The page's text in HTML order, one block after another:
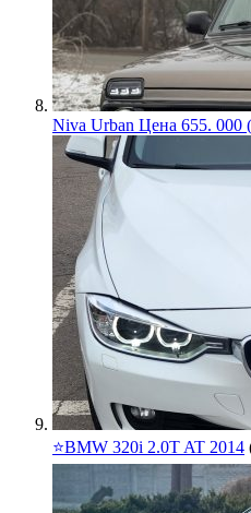
Niva Urban Цена 655. 000
⭐️BMW 320i 2.0T AT 2014